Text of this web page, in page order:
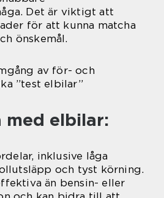
Det är viktigt att
för att kunna matcha
önskemål.
av för- och
”test elbilar”
med elbilar:
inklusive låga
och tyst körning.
än bensin- eller